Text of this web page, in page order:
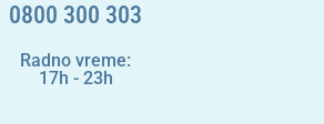
0800 300 303
Radno vreme:
17h - 23h